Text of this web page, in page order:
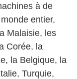
à de
entier,
Malaisie, les
Corée, la
la Belgique, la
Turquie,